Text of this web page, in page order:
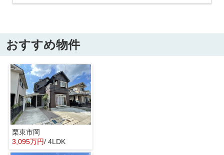
おすすめ物件
栗東市岡
3,095万円/ 4LDK